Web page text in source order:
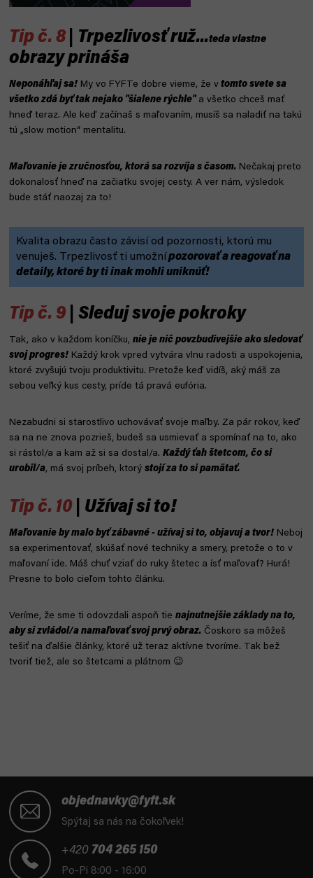
Tip č. 8 | Trpezlivosť ruž...teda vlastne
obrazy prináša
Neponáhľaj sa! My vo FYFTe dobre vieme, že v tomto svete sa
všetko zdá byť tak nejako "šialene rýchle"a všetko chceš mať
hneď teraz. Ale keď začínaš s maľovaním, musíš sa naladiť na takú
tú „slow motion“ mentalitu.
Maľovanie je zručnosťou, ktorá sa rozvíja s časom. Nečakaj preto
dokonalosť hneď na začiatku svojej cesty. A ver nám, výsledok
bude stáť naozaj za to!
Kvalita obrazu často závisí od pozornosti, ktorú mu
venuješ. Trpezlivosť ti umožnípozorovať a reagovať na
detaily, ktoré by ti inak mohli uniknúť!
Tip č. 9 | Sleduj svoje pokroky
Tak, ako v každom koníčku, nie je nič povzbudivejšie ako sledovať
svoj progres! Každý krok vpred vytvára vlnu radosti a uspokojenia,
ktoré zvyšujú tvoju produktivitu. Pretože keď vidíš, aký máš za
sebou veľký kus cesty, príde tá pravá eufória.
Nezabudni si starostlivo uchovávať svoje maľby. Za pár rokov, keď
sa na ne znova pozrieš, budeš sa usmievať a spomínať na to, ako
si rástol/a a kam až si sa dostal/a. Každý ťah štetcom, čo si
urobil/a, má svoj príbeh, ktorý stojí za to si pamätať.
Tip č. 10 | Užívaj si to!
Maľovanie by malo byť zábavné - užívaj si to, objavuj a tvor! Neboj
sa experimentovať, skúšať nové techniky a smery, pretože o to v
maľovaní ide. Máš chuť vziať do ruky štetec a ísť maľovať? Hurá!
Presne to bolo cieľom tohto článku.
Veríme, že sme ti odovzdali aspoň tie najnutnejšie základy na to,
aby si zvládol/a namaľovať svoj prvý obraz. Čoskoro sa môžeš
tešiť na ďalšie články, ktoré už teraz aktívne tvoríme. Tak bež
tvoriť tiež, ale so štetcami a plátnom 😉
objednavky@fyft.sk
Spýtaj sa nás na čokoľvek!
+420 704 265 150
Po-Pi 8:00 - 16:00